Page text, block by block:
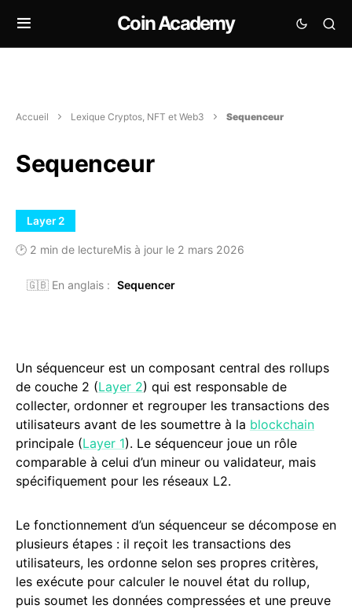
Coin Academy
Accueil Lexique Cryptos, NFT et Web3 Sequenceur
Sequenceur
Layer 2
🕑 2 min de lectureMis à jour le 2 mars 2026
🇬🇧 En anglais : Sequencer
Un séquenceur est un composant central des rollups
de couche 2 (Layer 2) qui est responsable de
collecter, ordonner et regrouper les transactions des
utilisateurs avant de les soumettre à la blockchain
principale (Layer 1). Le séquenceur joue un rôle
comparable à celui d’un mineur ou validateur, mais
spécifiquement pour les réseaux L2.
Le fonctionnement d’un séquenceur se décompose en
plusieurs étapes : il reçoit les transactions des
utilisateurs, les ordonne selon ses propres critères,
les exécute pour calculer le nouvel état du rollup,
puis soumet les données compressées et une preuve